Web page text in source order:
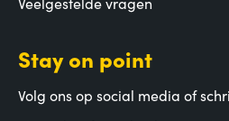
Stay on point
Volg ons op social media of